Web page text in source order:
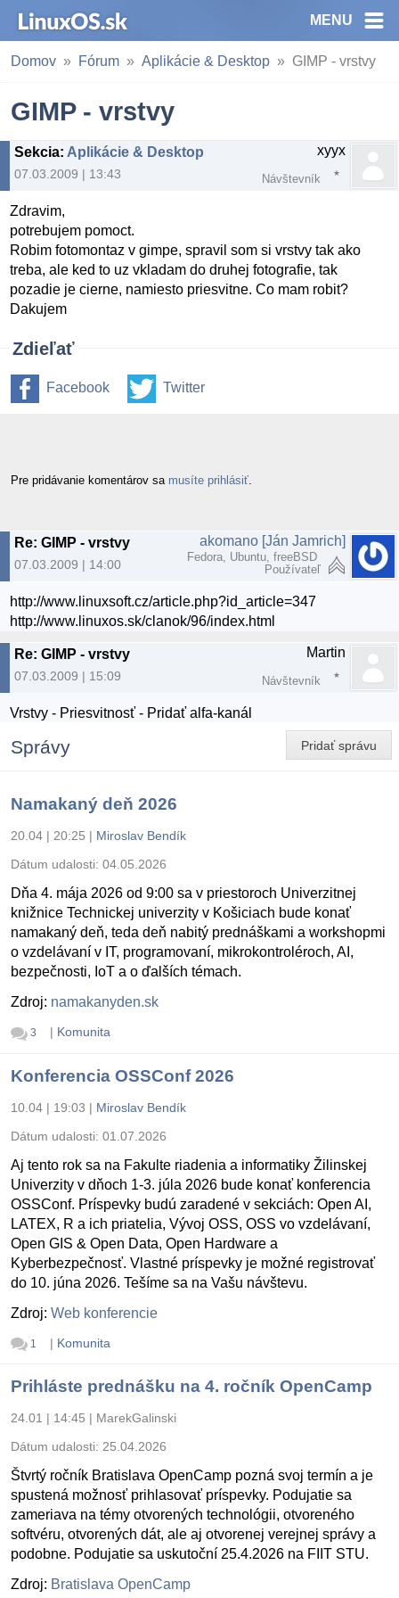
MENU
Domov Fórum Aplikácie & Desktop GIMP - vrstvy
GIMP - vrstvy
Sekcia: Aplikácie & Desktop
07.03.2009 | 13:43
xyyx
Návštevník
Zdravim,
potrebujem pomoct.
Robim fotomontaz v gimpe, spravil som si vrstvy tak ako
treba, ale ked to uz vkladam do druhej fotografie, tak
pozadie je cierne, namiesto priesvitne. Co mam robit?
Dakujem
Zdieľať
Facebook Twitter
Pre pridávanie komentárov sa musíte prihlásiť
Re: GIMP - vrstvy
07.03.2009 | 14:00
akomano [Ján Jamrich]
Fedora, Ubuntu, freeBSD
Používateľ
http://www.linuxsoft.cz/article.php?id_article=347
http://www.linuxos.sk/clanok/96/index.html
Re: GIMP - vrstvy
07.03.2009 | 15:09
Martin
Návštevník
Vrstvy - Priesvitnosť - Pridať alfa-kanál
Pridať správu
Správy
Namakaný deň 2026
20.04 | 20:25 | Miroslav Bendík
Dátum udalosti: 04.05.2026
Dňa 4. mája 2026 od 9:00 sa v priestoroch Univerzitnej
knižnice Technickej univerzity v Košiciach bude konať
namakaný deň, teda deň nabitý prednáškami a workshopmi
o vzdelávaní v IT, programovaní, mikrokontroléroch, AI,
bezpečnosti, IoT a o ďalších témach.
Zdroj: namakanyden.sk
3 | Komunita
Konferencia OSSConf 2026
10.04 | 19:03 | Miroslav Bendík
Dátum udalosti: 01.07.2026
Aj tento rok sa na Fakulte riadenia a informatiky Žilinskej
Univerzity v dňoch 1-3. júla 2026 bude konať konferencia
OSSConf. Príspevky budú zaradené v sekciách: Open AI,
LATEX, R a ich priatelia, Vývoj OSS, OSS vo vzdelávaní,
Open GIS & Open Data, Open Hardware a
Kyberbezpečnosť. Vlastné príspevky je možné registrovať
do 10. júna 2026. Tešíme sa na Vašu návštevu.
Zdroj: Web konferencie
1 | Komunita
Prihláste prednášku na 4. ročník OpenCamp
24.01 | 14:45 | MarekGalinski
Dátum udalosti: 25.04.2026
Štvrtý ročník Bratislava OpenCamp pozná svoj termín a je
spustená možnosť prihlasovať príspevky. Podujatie sa
zameriava na témy otvorených technológii, otvoreného
softvéru, otvorených dát, ale aj otvorenej verejnej správy a
podobne. Podujatie sa uskutoční 25.4.2026 na FIIT STU.
Zdroj: Bratislava OpenCamp